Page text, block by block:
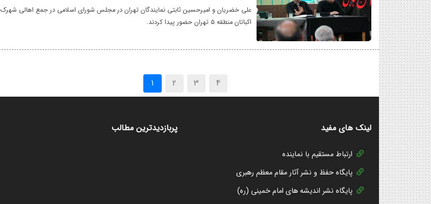
علی خضریان و امیرحسین ثابتی نمایندگان تهران در مجلس شورای اسلامی در جمع اهالی شهرک
اکباتان منطقه ۵ تهران حضور پیدا کردند.
1(current)
2 3 4
لینک های مفید
ارتباط مستقیم با نماینده
پایگاه حفظ و نشر آثار مقام معظم رهبری
پایگاه نشر اندیشه های امام خمینی (ره)
پربازدیدترین مطالب